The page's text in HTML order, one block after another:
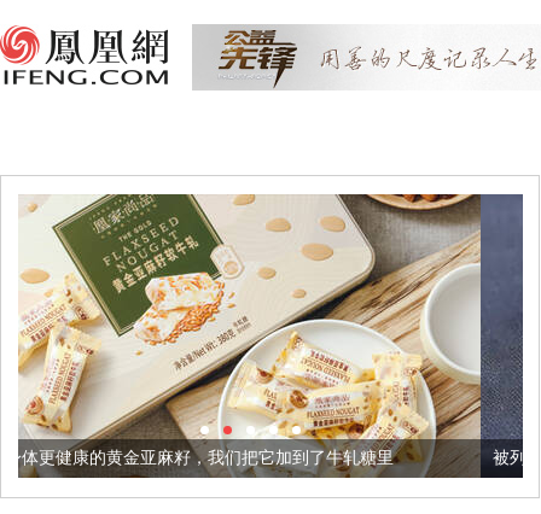
籽，我们把它加到了牛轧糖里 被列入佛家七宝的它到底有